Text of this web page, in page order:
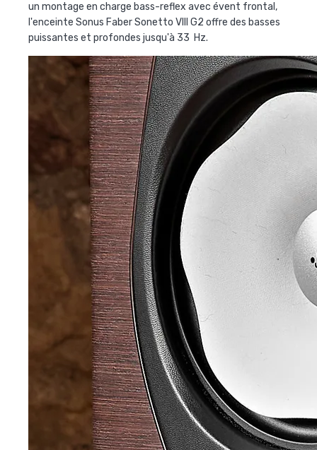
un montage en charge bass-reflex avec évent frontal,
l'enceinte Sonus Faber Sonetto VIII G2 offre des basses
puissantes et profondes jusqu'à 33 Hz.